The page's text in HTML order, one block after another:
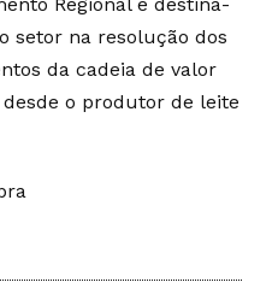
Regional e destina-
setor na resolução dos
da cadeia de valor
o produtor de leite